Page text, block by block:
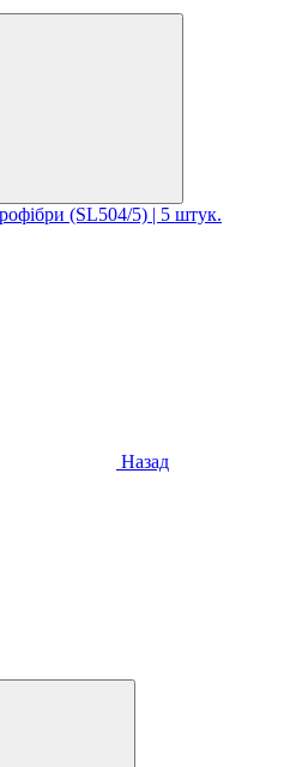
(SL504/5) | 5 штук.
Назад